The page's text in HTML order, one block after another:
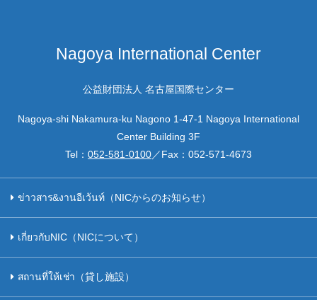
Nagoya International Center
公益財団法人 名古屋国際センター
Nagoya-shi Nakamura-ku Nagono 1-47-1 Nagoya International
Center Building 3F
Tel： 052-581-0100／Fax： 052-571-4673
ข่าวสาร&งานอีเว้นท์（NICからのお知らせ）
เกี่ยวกับNIC（NICについて）
สถานที่ให้เช่า（貸し施設）